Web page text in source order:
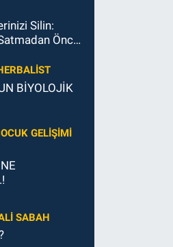
Silin:
Önce
BİYOLOJİK
GELIŞIMI
SABAH